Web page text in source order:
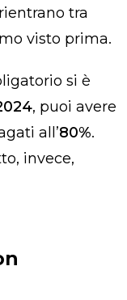
tra
visto prima.
si è
, puoi avere
all’80%.
invece,